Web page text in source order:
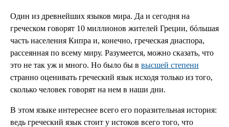
Один из древнейших языков мира. Да и сегодня на
греческом говорят 10 миллионов жителей Греции, бόльшая
часть населения Кипра и, конечно, греческая диаспора,
рассеянная по всему миру. Разумеется, можно сказать, что
это не так уж и много. Но было бы в высшей степени
странно оценивать греческий язык исходя только из того,
сколько человек говорят на нем в наши дни.
В этом языке интереснее всего его поразительная история:
ведь греческий язык стоит у истоков всего того, что